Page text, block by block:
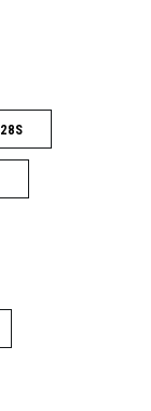
28S